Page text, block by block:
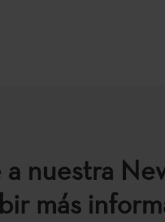
nuestra
más